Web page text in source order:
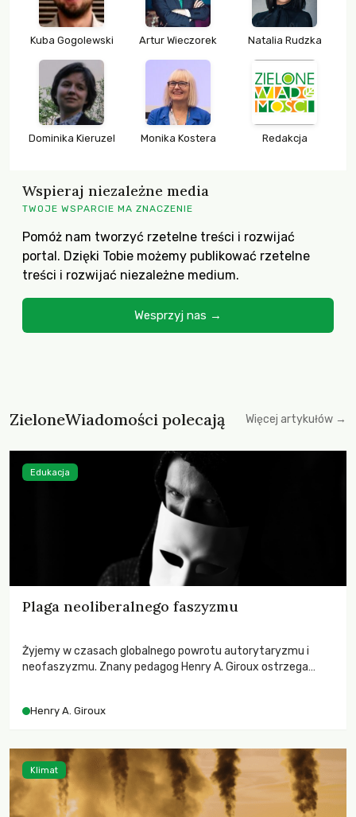
Kuba Gogolewski Artur Wieczorek Natalia Rudzka
Dominika Kieruzel Monika Kostera Redakcja
Wspieraj niezależne media
TWOJE WSPARCIE MA ZNACZENIE
Pomóż nam tworzyć rzetelne treści i rozwijać
portal. Dzięki Tobie możemy publikować rzetelne
treści i rozwijać niezależne medium.
Wesprzyj nas →
ZieloneWiadomości polecają Więcej artykułów →
Plaga neoliberalnego faszyzmu
Żyjemy w czasach globalnego powrotu autorytaryzmu i
neofaszyzmu. Znany pedagog Henry A. Giroux ostrzega
wychowają świadomych obywateli?
Henry A. Giroux
Edukacja
Klimat